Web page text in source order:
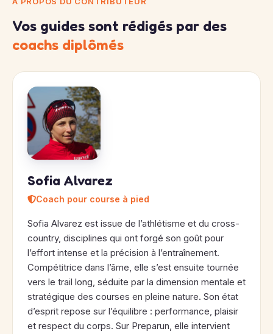
Vos guides sont rédigés par des
coachs diplômés
Sofia Alvarez
Coach pour course à pied
Sofia Alvarez est issue de l’athlétisme et du cross-
country, disciplines qui ont forgé son goût pour
l’effort intense et la précision à l’entraînement.
Compétitrice dans l’âme, elle s’est ensuite tournée
vers le trail long, séduite par la dimension mentale et
stratégique des courses en pleine nature. Son état
d’esprit repose sur l’équilibre : performance, plaisir
et respect du corps. Sur Preparun, elle intervient